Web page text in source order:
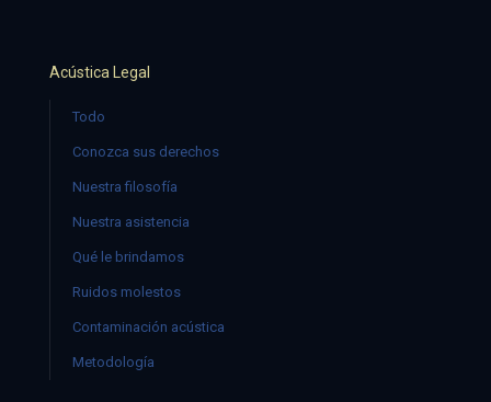
Acústica Legal
Todo
Conozca sus derechos
Nuestra filosofía
Nuestra asistencia
Qué le brindamos
Ruidos molestos
Contaminación acústica
Metodología